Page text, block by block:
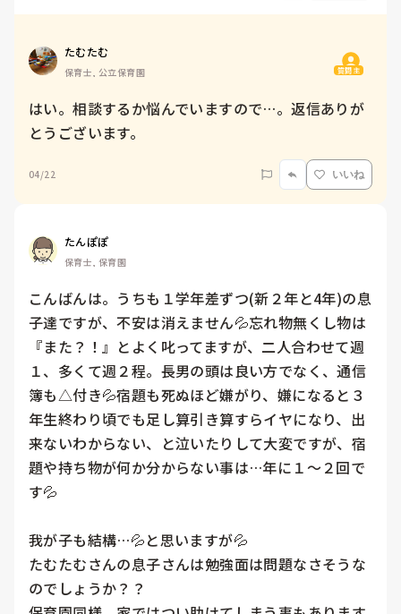
たむたむ
保育士, 公立保育園 質問主
はい。相談するか悩んでいますので…。返信ありが
とうございます。
04/22 いいね
たんぽぽ
保育士, 保育園
こんばんは。うちも１学年差ずつ(新２年と4年)の息
子達ですが、不安は消えません💦忘れ物無くし物は
『また？！』とよく叱ってますが、二人合わせて週
１、多くて週２程。長男の頭は良い方でなく、通信
簿も△付き💦宿題も死ぬほど嫌がり、嫌になると３
年生終わり頃でも足し算引き算すらイヤになり、出
来ないわからない、と泣いたりして大変ですが、宿
題や持ち物が何か分からない事は…年に１～２回で
す💦
我が子も結構…💦と思いますが💦
たむたむさんの息子さんは勉強面は問題なさそうな
のでしょうか？？